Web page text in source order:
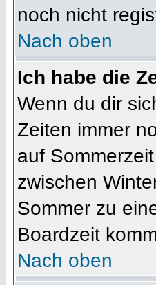
noch nicht
Nach oben
Ich habe die
Wenn du dir
Zeiten immer
auf
zwischen
Sommer zu
Boardzeit
Nach oben